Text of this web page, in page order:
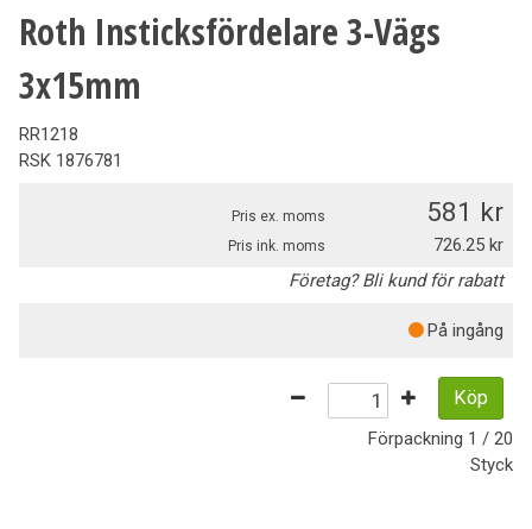
Roth Insticksfördelare 3-Vägs
3x15mm
RR1218
RSK 1876781
Pris ex. moms 581
Pris ink. moms
726.25
Företag? Bli kund för rabatt
På ingång
Köp
Förpackning 1 / 20
Styck